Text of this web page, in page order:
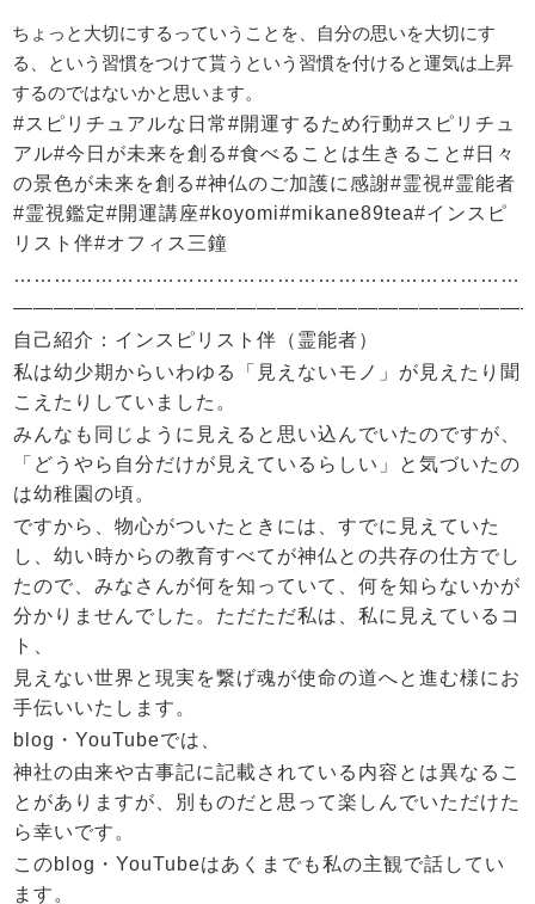
ちょっと大切にするっていうことを、自分の思いを大切にす
る、という習慣をつけて貰うという習慣を付けると運気は上昇
するのではないかと思います。
#スピリチュアルな日常#開運するため行動#スピリチュ
アル#今日が未来を創る#食べることは生きること#日々
の景色が未来を創る#神仏のご加護に感謝#霊視#霊能者
#霊視鑑定#開運講座#koyomi#mikane89tea#インスピ
リスト伴#オフィス三鐘
自己紹介：インスピリスト伴（霊能者）
私は幼少期からいわゆる「見えないモノ」が見えたり聞
こえたりしていました。
みんなも同じように見えると思い込んでいたのですが、
「どうやら自分だけが見えているらしい」と気づいたの
は幼稚園の頃。
ですから、物心がついたときには、すでに見えていた
し、幼い時からの教育すべてが神仏との共存の仕方でし
たので、みなさんが何を知っていて、何を知らないかが
分かりませんでした。ただただ私は、私に見えているコ
ト、
見えない世界と現実を繋げ魂が使命の道へと進む様にお
手伝いいたします。
blog・YouTubeでは、
神社の由来や古事記に記載されている内容とは異なるこ
とがありますが、別ものだと思って楽しんでいただけた
ら幸いです。
このblog・YouTubeはあくまでも私の主観で話してい
ます。